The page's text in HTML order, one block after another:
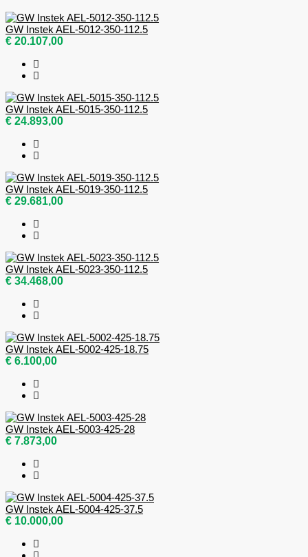
GW Instek AEL-5012-350-112.5
€ 20.107,00
GW Instek AEL-5015-350-112.5
€ 24.893,00
GW Instek AEL-5019-350-112.5
€ 29.681,00
GW Instek AEL-5023-350-112.5
€ 34.468,00
GW Instek AEL-5002-425-18.75
€ 6.100,00
GW Instek AEL-5003-425-28
€ 7.873,00
GW Instek AEL-5004-425-37.5
€ 10.000,00